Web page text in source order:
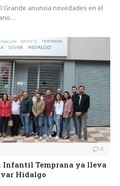
Grande anuncia novedades en el
0
Infantil Temprana ya lleva
Hidalgo